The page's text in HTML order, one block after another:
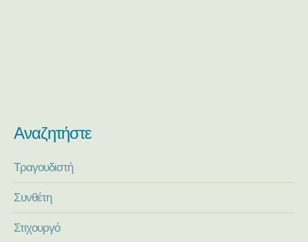
Αναζητήστε
Τραγουδιστή
Συνθέτη
Στιχουργό